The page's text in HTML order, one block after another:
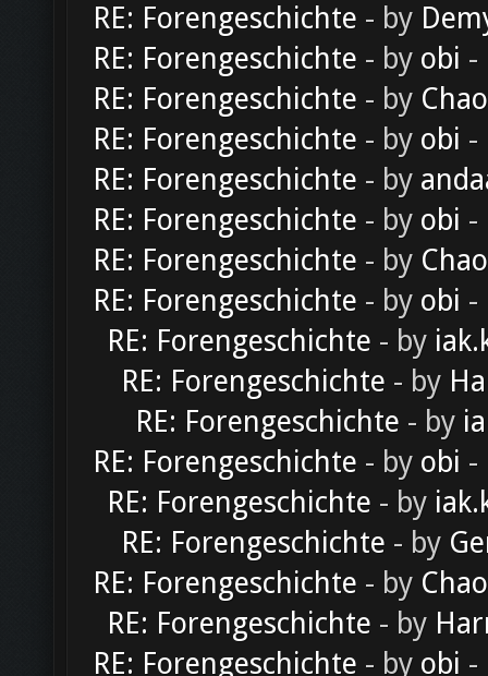
RE: Forengeschichte - by
RE: Forengeschichte - by obi -
RE: Forengeschichte - by
RE: Forengeschichte - by obi -
RE: Forengeschichte - by
RE: Forengeschichte - by obi -
RE: Forengeschichte - by
RE: Forengeschichte - by obi -
RE: Forengeschichte - by
RE: Forengeschichte - by
RE: Forengeschichte - by
RE: Forengeschichte - by obi -
RE: Forengeschichte - by
RE: Forengeschichte - by
RE: Forengeschichte - by
RE: Forengeschichte - by
RE: Forengeschichte - by obi -